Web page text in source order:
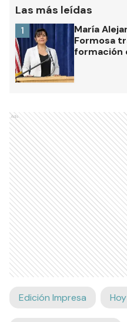
Las más leídas
María
Formosa
formación
1
Ads
Edición Impresa Hoy